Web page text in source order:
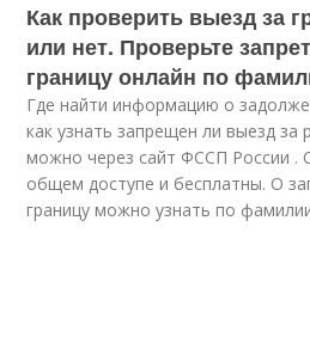
Как проверить выезд за
или нет. Проверьте
границу онлайн по
Где найти информацию о
как узнать запрещен ли выезд за
можно через сайт ФССП России .
общем доступе и бесплатны. О
границу можно узнать по